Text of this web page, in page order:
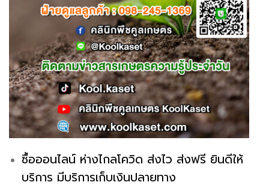
ซื้อออนไลน์ ห่างไกลโควิด ส่งไว ส่งฟรี ยินดีให้
บริการ มีบริการเก็บเงินปลายทาง